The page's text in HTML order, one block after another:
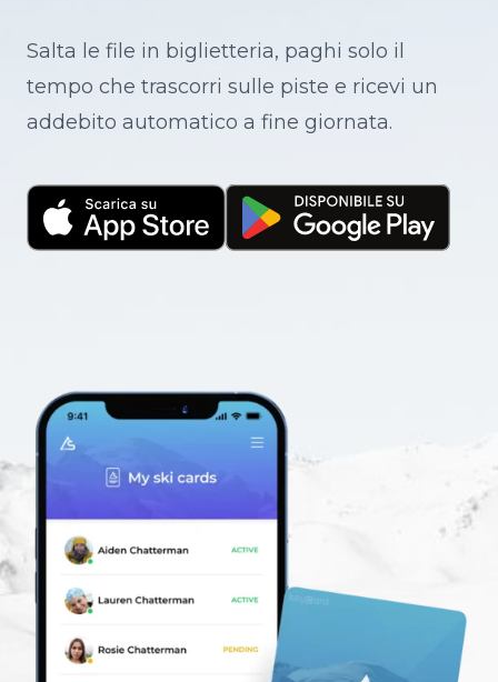
Salta le file in biglietteria, paghi solo il
tempo che trascorri sulle piste e ricevi un
addebito automatico a fine giornata.